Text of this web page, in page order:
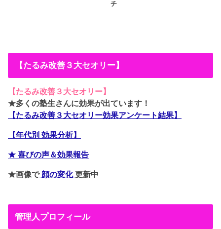
チ
【たるみ改善３大セオリー】
【たるみ改善３大セオリー】
★多くの塾生さんに効果が出ています！
【たるみ改善３大セオリー効果アンケート結果】
【年代別 効果分析】
★ 喜びの声＆効果報告
★画像で顔の変化更新中
管理人プロフィール